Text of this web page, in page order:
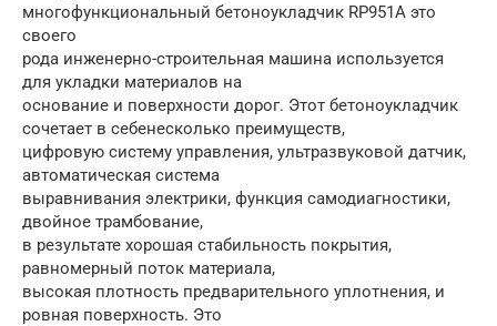
многофункциональный бетоноукладчик RP951A это
своего
рода инженерно-строительная машина используется
для укладки материалов на
основание и поверхности дорог. Этот бетоноукладчик
сочетает в себенесколько преимуществ,
цифровую систему управления, ультразвуковой датчик,
автоматическая система
выравнивания электрики, функция самодиагностики,
двойное трамбование,
в результате хорошая стабильность покрытия,
равномерный поток материала,
высокая плотность предварительного уплотнения, и
ровная поверхность. Это